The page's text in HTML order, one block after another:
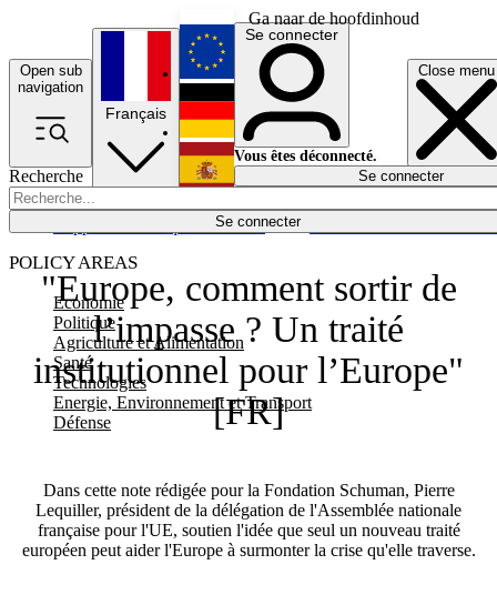
Ga naar de hoofdinhoud
Open sub
navigation
Close menu
Recherche
Se connecter
POLICY AREAS
Economie
Politique
Agriculture et Alimentation
Santé
Technologies
Energie, Environnement et Transport
Défense
Économie
Français
English
Deutsch
Español
Se connecter
Vous êtes déconnecté.
Se connecter
"Europe, comment sortir de
l’impasse ? Un traité
institutionnel pour l’Europe"
[FR]
Dans cette note rédigée pour la Fondation Schuman, Pierre
Lequiller, président de la délégation de l'Assemblée nationale
française pour l'UE, soutien l'idée que seul un nouveau traité
européen peut aider l'Europe à surmonter la crise qu'elle traverse.